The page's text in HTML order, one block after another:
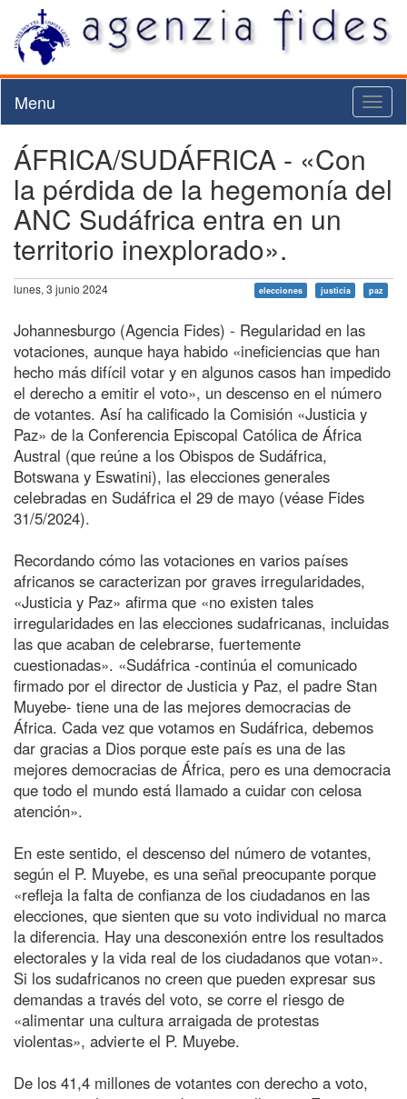
Menu
ÁFRICA/SUDÁFRICA - «Con
la pérdida de la hegemonía del
ANC Sudáfrica entra en un
territorio inexplorado».
lunes, 3 junio 2024 elecciones justicia paz
Johannesburgo (Agencia Fides) - Regularidad en las
votaciones, aunque haya habido «ineficiencias que han
hecho más difícil votar y en algunos casos han impedido
el derecho a emitir el voto», un descenso en el número
de votantes. Así ha calificado la Comisión «Justicia y
Paz» de la Conferencia Episcopal Católica de África
Austral (que reúne a los Obispos de Sudáfrica,
Botswana y Eswatini), las elecciones generales
celebradas en Sudáfrica el 29 de mayo (véase Fides
31/5/2024).
Recordando cómo las votaciones en varios países
africanos se caracterizan por graves irregularidades,
«Justicia y Paz» afirma que «no existen tales
irregularidades en las elecciones sudafricanas, incluidas
las que acaban de celebrarse, fuertemente
cuestionadas». «Sudáfrica -continúa el comunicado
firmado por el director de Justicia y Paz, el padre Stan
Muyebe- tiene una de las mejores democracias de
África. Cada vez que votamos en Sudáfrica, debemos
dar gracias a Dios porque este país es una de las
mejores democracias de África, pero es una democracia
que todo el mundo está llamado a cuidar con celosa
atención».
En este sentido, el descenso del número de votantes,
según el P. Muyebe, es una señal preocupante porque
«refleja la falta de confianza de los ciudadanos en las
elecciones, que sienten que su voto individual no marca
la diferencia. Hay una desconexión entre los resultados
electorales y la vida real de los ciudadanos que votan».
Si los sudafricanos no creen que pueden expresar sus
demandas a través del voto, se corre el riesgo de
«alimentar una cultura arraigada de protestas
violentas», advierte el P. Muyebe.
De los 41,4 millones de votantes con derecho a voto,